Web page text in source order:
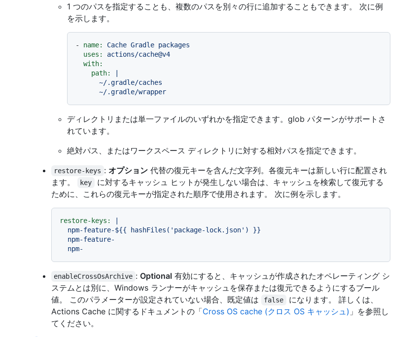
1 つのパスを指定することも、複数のパスを別々の行に追加することもできます。 次に例
を示します。
- name: Cache Gradle packages
uses:
actions/cache@v4
with:
path:
ディレクトリまたは単一ファイルのいずれかを指定できます。glob パターンがサポートさ
れています。
絶対パス、またはワークスペース ディレクトリに対する相対パスを指定できます。
restore-keys : オプション代替の復元キーを含んだ文字列。各復元キーは新しい行に配置され
ます。
key
に対するキャッシュ ヒットが発生しない場合は、キャッシュを検索して復元する
ために、これらの復元キーが指定された順序で使用されます。 次に例を示します。
restore-keys:
enableCrossOsArchive : Optional有効にすると、キャッシュが作成されたオペレーティング シ
ステムとは別に、Windows ランナーがキャッシュを保存または復元できるようにするブール
値。 このパラメーターが設定されていない場合、既定値は
false
になります。 詳しくは、
Actions Cache に関するドキュメントの「Cross OS cache (クロス OS キャッシュ) 」を参照し
てください。